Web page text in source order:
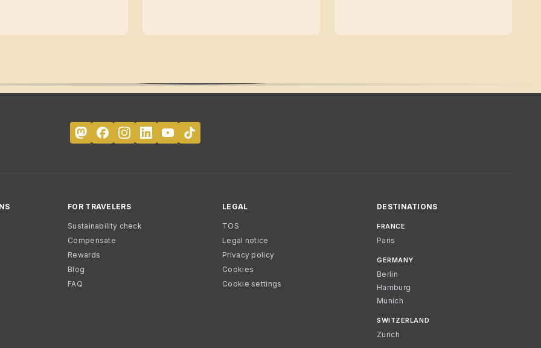
FOR TRAVELERS
Sustainability check
Compensate
Rewards
Blog
FAQ
LEGAL
TOS
Legal notice
Privacy policy
Cookies
Cookie settings
DESTINATIONS
FRANCE
Paris
GERMANY
Berlin
Hamburg
Munich
SWITZERLAND
Zurich